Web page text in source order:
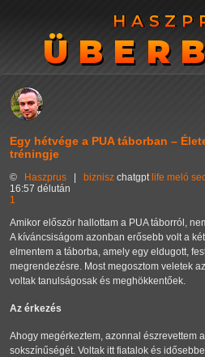
Egy hétvége a PUA táborban –
tréningje
© Haszprus biznisz chatgpt life meló
16:57 délután
1
Amikor először hallottam a PUA táborról,
A kíváncsiságom azonban erősebb volt a
elmentem a táborba, amely egy eldugott,
megrendezésre. Most megosztom veletek
voltak tanulságosak és meghökkentőek.
Az érkezés
Ahogy megérkeztem, azonnal észrevettem
sokszínűségét. Voltak itt fiatalok és